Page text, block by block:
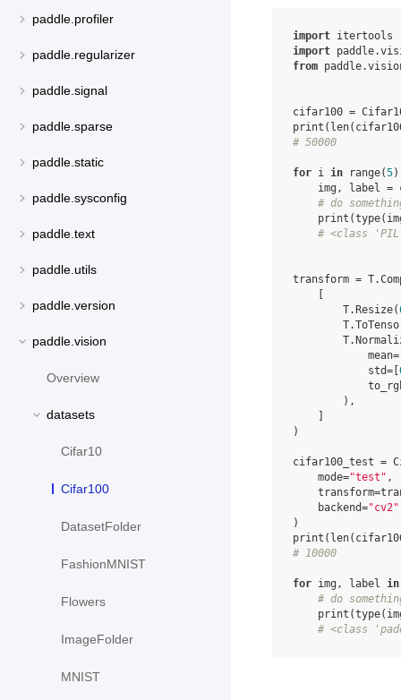
paddle.profiler
paddle.regularizer
paddle.signal
paddle.sparse
paddle.static
paddle.sysconfig
paddle.text
paddle.utils
paddle.version
paddle.vision
Overview
datasets
Cifar10
Cifar100
DatasetFolder
FashionMNIST
Flowers
ImageFolder
MNIST
import itertools
import
from
cifar100 =
print ( len(
# 50000
for i in range(5
img , label =
# do
print (type(
# <class
transform = T.
T. Resize(
T.
T.
mean=
std=
),
)
cifar100_test =
mode="test" ,
transform=
backend="cv2"
)
print ( len(
# 10000
for img , label in
# do
print (type(
# <class